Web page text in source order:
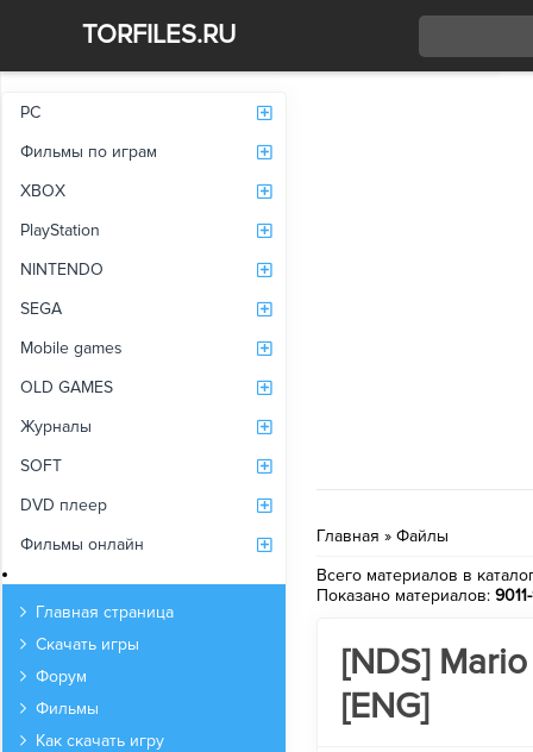
TORFILES.RU
PC
Фильмы по играм
XBOX
PlayStation
NINTENDO
SEGA
Mobile games
OLD GAMES
Журналы
SOFT
DVD плеер
Фильмы онлайн
Главная страница
Скачать игры
Форум
Фильмы
Как скачать игру
Главная » Файлы
Всего материалов в
Показано материалов:
[NDS]
[ENG]